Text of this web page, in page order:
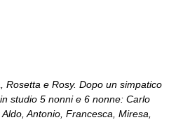
Rosetta e Rosy. Dopo un simpatico
studio 5 nonni e 6 nonne: Carlo
Antonio, Francesca, Miresa,